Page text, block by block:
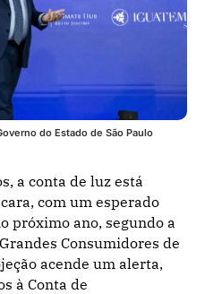
do Estado de São Paulo
a conta de luz está
com um esperado
próximo ano, segundo a
Consumidores de
acende um alerta,
à Conta de